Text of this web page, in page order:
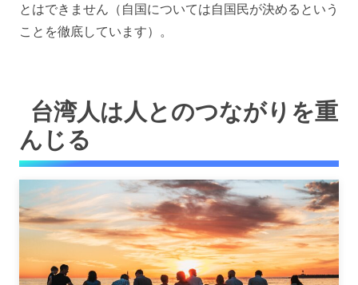
とはできません （自国については自国民が決めるという
ことを徹底しています）。
台湾人は人とのつながりを重
んじる